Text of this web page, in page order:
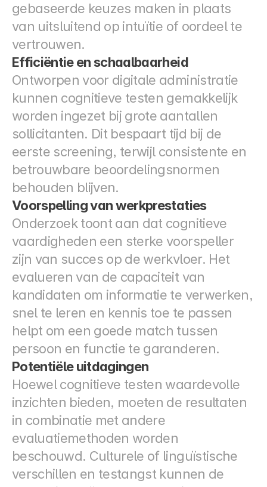
gebaseerde keuzes maken in plaats
van uitsluitend op intuïtie of oordeel te
vertrouwen.
Efficiëntie en schaalbaarheid
Ontworpen voor digitale administratie
kunnen cognitieve testen gemakkelijk
worden ingezet bij grote aantallen
sollicitanten. Dit bespaart tijd bij de
eerste screening, terwijl consistente en
betrouwbare beoordelingsnormen
behouden blijven.
Voorspelling van werkprestaties
Onderzoek toont aan dat cognitieve
vaardigheden een sterke voorspeller
zijn van succes op de werkvloer. Het
evalueren van de capaciteit van
kandidaten om informatie te verwerken,
snel te leren en kennis toe te passen
helpt om een goede match tussen
persoon en functie te garanderen.
Potentiële uitdagingen
Hoewel cognitieve testen waardevolle
inzichten bieden, moeten de resultaten
in combinatie met andere
evaluatiemethoden worden
beschouwd. Culturele of linguïstische
verschillen en testangst kunnen de